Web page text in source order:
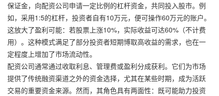
保证金，向配资公司申请一定比例的杠杆资金，共同投入股市。例
如，采用1:5的杠杆，投资者自有10万元，便可操作60万元的账户。
这放大了盈利可能：若股票上涨10%，实际收益可达60%（不计费
用）。这种模式满足了部分投资者短期博取高收益的需求，也在一
定程度上增加了市场流动性。
配资公司通常通过收取利息、管理费或盈利分成获利。它们为市场
提供了传统融资渠道之外的资金选择，尤其在某些时期，成为活跃
交易的重要资金来源。然而，其角色具有两面性：既可能助力投资